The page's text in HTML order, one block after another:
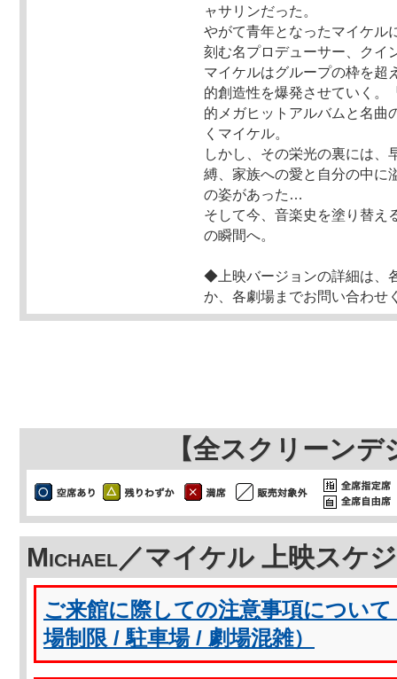
ャサリンだった。
やがて青年となったマイケル
刻む名プロデューサー、クイ
マイケルはグループの枠を超
的創造性を爆発させていく。
的メガヒットアルバムと名曲
くマイケル。
しかし、その栄光の裏には、
縛、家族への愛と自分の中に
の姿があった…
そして今、音楽史を塗り替
の瞬間へ。
◆上映バージョンの詳細は、
か、各劇場までお問い合わせ
【全スクリーン
Michael／マイケル 上映スケ
ご来館に際しての注意事項につい
場制限 / 駐車場 / 劇場混雑）